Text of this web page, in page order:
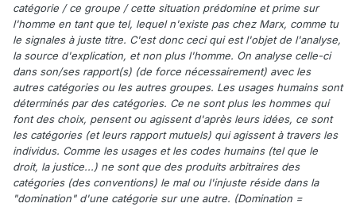
catégorie / ce groupe / cette situation prédomine et prime sur
l'homme en tant que tel, lequel n'existe pas chez Marx, comme tu
le signales à juste titre. C'est donc ceci qui est l'objet de l'analyse,
la source d'explication, et non plus l'homme. On analyse celle-ci
dans son/ses rapport(s) (de force nécessairement) avec les
autres catégories ou les autres groupes. Les usages humains sont
déterminés par des catégories. Ce ne sont plus les hommes qui
font des choix, pensent ou agissent d'après leurs idées, ce sont
les catégories (et leurs rapport mutuels) qui agissent à travers les
individus. Comme les usages et les codes humains (tel que le
droit, la justice...) ne sont que des produits arbitraires des
catégories (des conventions) le mal ou l'injuste réside dans la
"domination" d'une catégorie sur une autre. (Domination =